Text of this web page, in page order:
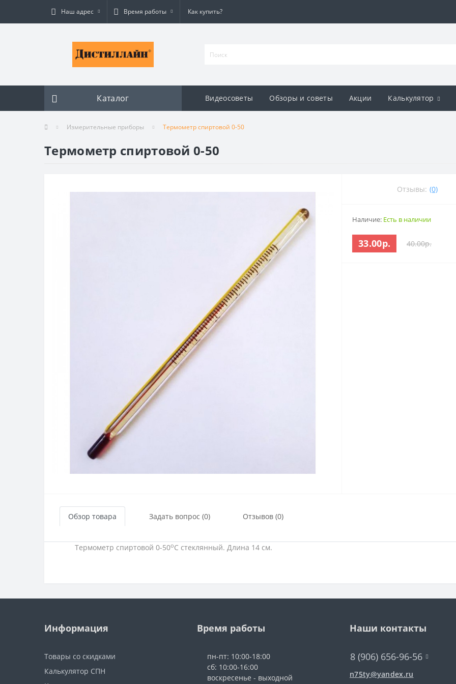
Наш адрес Время работы Как купить?
Каталог Видеосоветы Обзоры и советы Акции Калькулятор
Измерительные приборы Термометр спиртовой 0-50
Термометр спиртовой 0-50
Отзывы: (0)
Наличие: Есть в наличии
33.00р. 40.00р.
Обзор товара Задать вопрос (0) Отзывов (0)
Термометр спиртовой 0-50оС стеклянный. Длина 14 см.
Информация
Товары со скидками
Калькулятор СПН
Время работы
пн-пт: 10:00-18:00
сб: 10:00-16:00
воскресенье - выходной
Наши контакты
8 (906) 656-96-56
n75ty@yandex.ru